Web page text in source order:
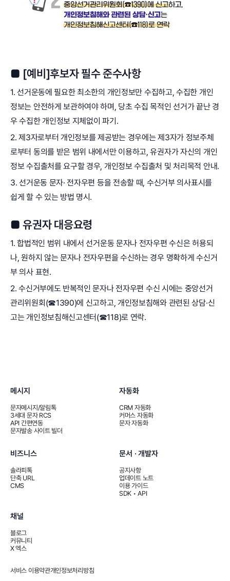
■ [예비]후보자 필수 준수사항
1. 선거운동에 필요한 최소한의 개인정보만 수집하고, 수집한 개인
정보는 안전하게 보관하여야 하며, 당초 수집 목적인 선거가 끝난 경
우 수집한 개인정보 지체없이 파기.
2. 제3자로부터 개인정보를 제공받는 경우에는 제3자가 정보주체
로부터 동의를 받은 범위 내에서만 이용하고, 유권자가 자신의 개인
정보 수집출처를 요구할 경우, 개인정보 수집출처 및 처리목적 안내.
3. 선거운동 문자· 전자우편 등을 전송할 때, 수신거부 의사표시를
쉽게 할 수 있는 방법 명시.
■ 유권자 대응요령
1. 합법적인 범위 내에서 선거운동 문자나 전자우편 수신은 허용되
나, 원하지 않는 문자나 전자우편을 수신하는 경우 명확하게 수신거
부 의사 표현.
2. 수신거부에도 반복적인 문자나 전자우편 수신 시에는 중앙선거
관리위원회(☎1390)에 신고하고, 개인정보침해와 관련된 상담·신
고는 개인정보침해신고센터(☎118)로 연락.
메시지
문자메시지/알림톡
3세대 문자 RCS
API 간편연동
문자발송 사이트 빌더
자동화
CRM 자동화
커머스 자동화
문자 자동화
비즈니스
솔라피톡
단축 URL
CMS
문서 · 개발자
공지사항
업데이트 노트
이용 가이드
SDK • API
채널
블로그
커뮤니티
X 엑스
서비스 이용약관개인정보처리방침